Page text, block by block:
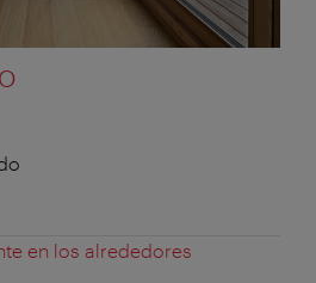
en los alrededores